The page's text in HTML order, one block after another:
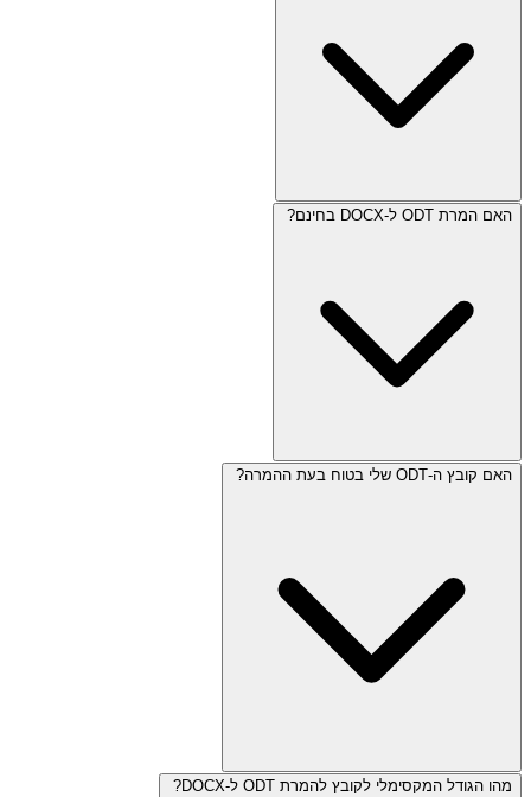
האם המרת ODT ל-DOCX בחינם?
האם קובץ ה-ODT שלי בטוח בעת ההמרה?
מהו הגודל המקסימלי לקובץ להמרת ODT ל-DOCX?